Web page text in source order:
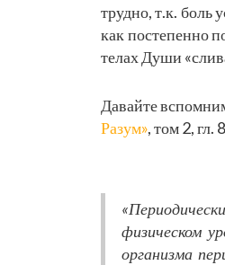
трудно, т.к. боль
как постепенно
телах Души
Давайте
Разум», том 2, гл.
физическом
организма